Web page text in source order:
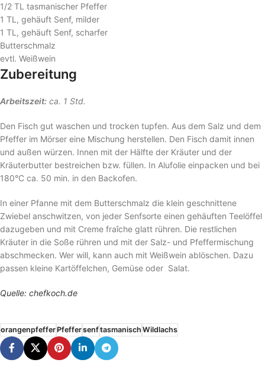
1/2 TL tasmanischer Pfeffer
1 TL, gehäuft Senf, milder
1 TL, gehäuft Senf, scharfer
Butterschmalz
evtl. Weißwein
Zubereitung
Arbeitszeit: ca. 1 Std.
Den Fisch gut waschen und trocken tupfen. Aus dem Salz und dem
Pfeffer im Mörser eine Mischung herstellen. Den Fisch damit innen
und außen würzen. Innen mit der Hälfte der Kräuter und der
Kräuterbutter bestreichen bzw. füllen. In Alufolie einpacken und bei
180°C ca. 50 min. in den Backofen.
In einer Pfanne mit dem Butterschmalz die klein geschnittene
Zwiebel anschwitzen, von jeder Senfsorte einen gehäuften Teelöffel
dazugeben und mit Creme fraîche glatt rühren. Die restlichen
Kräuter in die Soße rühren und mit der Salz- und Pfeffermischung
abschmecken. Wer will, kann auch mit Weißwein ablöschen. Dazu
passen kleine Kartöffelchen, Gemüse oder Salat.
Quelle: chefkoch.de
orangenpfefferPfeffersenftasmanisch Wildlachs